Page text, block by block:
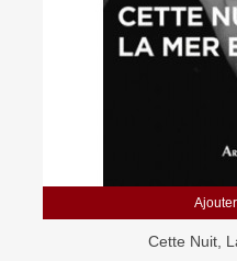
Cette Nuit,